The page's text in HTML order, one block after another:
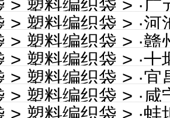
>塑料编织袋> ·广元
>塑料编织袋> ·河
>塑料编织袋> ·赣
>塑料编织袋> ·十
>塑料编织袋> ·宜
>塑料编织袋> ·咸宁